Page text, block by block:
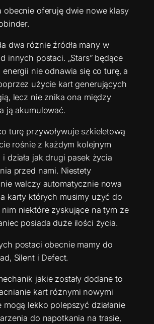
obecnie oferuję dwie nowe klasy
dwa różnie źródła many w
innych postaci. „Stars” będące
energii nie odnawia się co turę, a
użycie kart generujących
lecz nie znika ona między
ją akumulować.
turę przywoływuje szkieletową
rośnie z każdym kolejnym
i działa jak drugi pasek życia
przed nami. Niestety
walczy automatycznie nowa
karty których musimy użyć do
niektóre zyskujące na tym że
posiada duże ilości życia.
postaci obecnie mamy do
Silent i Defect.
jakie zostały dodane to
kart różnymi nowymi
mogą lekko polepszyć działanie
do napotkania na trasie,